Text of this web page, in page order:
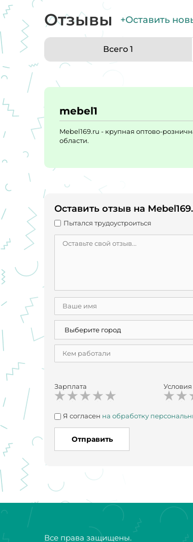
Отзывы +Оставить
Всего 1
mebel1
Mebel169.ru - крупная оптово-
области.
Оставить отзыв на
Пытался трудоустроиться
Зарплата Условия
Я согласен на обработку
Отправить
Все права защищены.